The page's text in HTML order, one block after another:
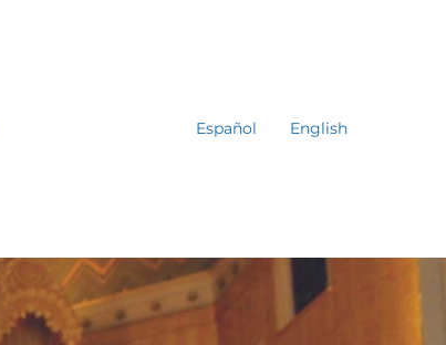
Español English